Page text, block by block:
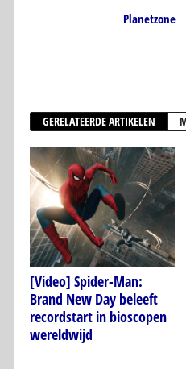
Planetzone
GERELATEERDE ARTIKELEN
[Video] Spider-Man:
Brand New Day beleeft
recordstart in bioscopen
wereldwijd